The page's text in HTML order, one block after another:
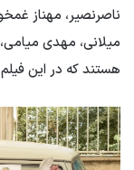
ناصرنصیر، مهناز
میلانی، مهدی میامی،
هستند که در این